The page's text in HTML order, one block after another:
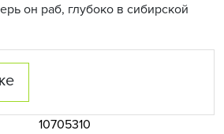
он раб, глубоко в сибирской
10705310